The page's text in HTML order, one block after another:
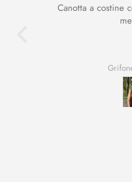
Canotta a costine